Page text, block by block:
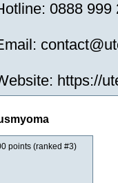
0888 999
https://
points (ranked #3)